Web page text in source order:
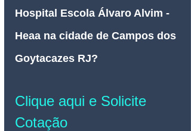
Hospital Escola Álvaro Alvim -
Heaa na cidade de Campos dos
Goytacazes RJ?
Clique aqui e Solicite
Cotação